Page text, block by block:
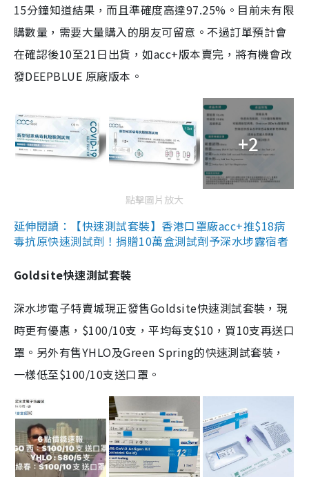
15分鐘知道結果，而且準確度高達97.25%。目前未有限
購數量，需要大量購入的朋友可留意。不過訂單預計會
在確認後10至21日出貨，如acc+版本賣完，將有機會改
發DEEPBLUE 原廠版本。
+2
點擊圖片放大
延伸閱讀：【快速測試套裝】香港口罩廠acc+推$18病
毒抗原快速測試劑！捐贈10萬盒測試劑予深水埗露宿者
Goldsite快速測試套裝
深水埗電子特賣城現正發售Goldsite快速測試套裝，現
時更有優惠，$100/10支，平均每支$10，買10支再送口
罩。另外有售YHLO及Green Spring的快速測試套裝，
一樣低至$100/10支送口罩。